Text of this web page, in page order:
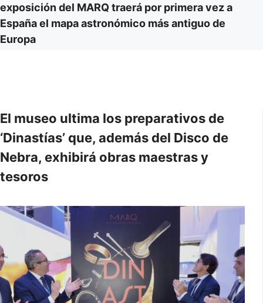
exposición del MARQ traerá por primera vez a
España el mapa astronómico más antiguo de
Europa
El museo ultima los preparativos de
‘Dinastías’ que, además del Disco de
Nebra, exhibirá obras maestras y
tesoros